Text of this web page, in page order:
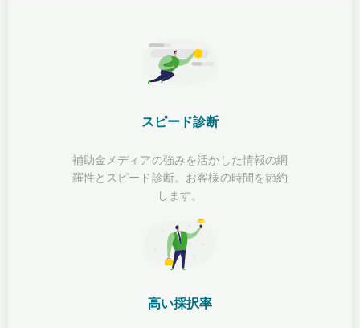
スピード診断
補助金メディアの強みを活かした情報の網
羅性とスピード診断。お客様の時間を節約
します。
高い採択率